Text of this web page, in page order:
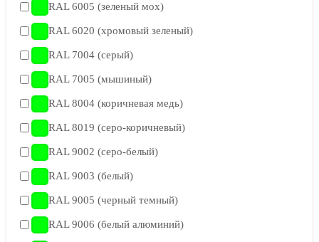
RAL 6005 (зеленый мох)
RAL 6020 (хромовый зеленый)
RAL 7004 (серый)
RAL 7005 (мышиный)
RAL 8004 (коричневая медь)
RAL 8019 (серо-коричневый)
RAL 9002 (серо-белый)
RAL 9003 (белый)
RAL 9005 (черный темный)
RAL 9006 (белый алюминий)